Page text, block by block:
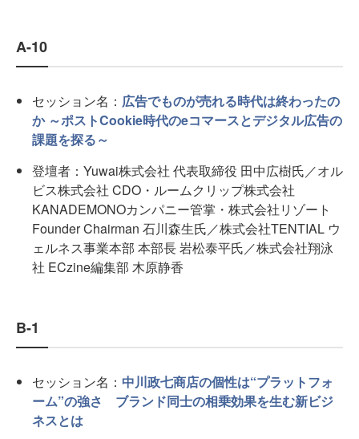
A-10
セッション名： 広告でものが売れる時代は終わったの
か ～ポストCookie時代のeコマースとデジタル広告の
課題を探る～
登壇者：Yuwai株式会社 代表取締役 田中広樹氏／オル
ビス株式会社 CDO・ルームクリップ株式会社
KANADEMONOカンパニー管掌・株式会社リゾート
Founder Chairman 石川森生氏／株式会社TENTIAL ウ
ェルネス事業本部 本部長 岩松泰平氏／株式会社翔泳
社 ECzine編集部 木原静香
B-1
セッション名： 中川政七商店の個性は“プラットフォ
ーム”の強さ ブランド同士の相乗効果を生む新ビジ
ネスとは